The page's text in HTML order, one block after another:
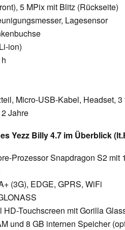
5 MPix mit Blitz (Rückseite)
Lagesensor
ion)
Micro-USB-Kabel, Headset,
Jahre
Yezz Billy 4.7 im Überblick
Prozessor Snapdragon S2 mit
(3G), EDGE, GPRS, WiFi
HD-Touchscreen mit Gorilla
und 8 GB internen Speicher